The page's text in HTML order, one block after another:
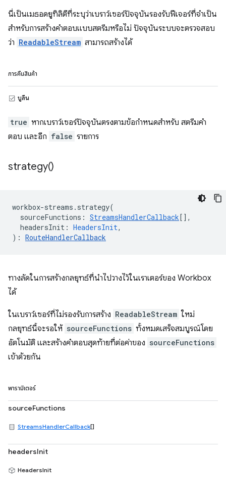
นี่เป็นเมธอดยูทิลิตีที่ระบุว่าเบราว์เซอร์ปัจจุบันรองรับฟีเจอร์ที่จําเป็น
สําหรับการสร้างคําตอบแบบสตรีมหรือไม่ ปัจจุบันระบบจะตรวจสอบ
ว่า ReadableStream สามารถสร้างได้
การคืนสินค้า
บูลีน
true หากเบราว์เซอร์ปัจจุบันตรงตามข้อกำหนดสำหรับ สตรีมคำ
ตอบ และอีก false รายการ
strategy()
workbox-streams . strategy(
sourceFunctions : StreamsHandlerCallback[],
headersInit : HeadersInit,
) : RouteHandlerCallback
ทางลัดในการสร้างกลยุทธ์ที่นำไปวางไว้ในเราเตอร์ของ Workbox
ได้
ในเบราว์เซอร์ที่ไม่รองรับการสร้าง ReadableStream ใหม่
กลยุทธ์นี้จะรอให้ sourceFunctions ทั้งหมดเสร็จสมบูรณ์โดย
อัตโนมัติ และสร้างคำตอบสุดท้ายที่ต่อค่าของ sourceFunctions
เข้าด้วยกัน
พารามิเตอร์
sourceFunctions
StreamsHandlerCallback[]
headersInit
HeadersInit